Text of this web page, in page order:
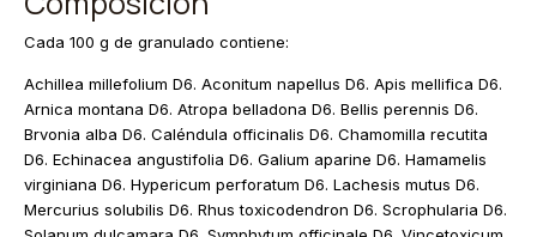
Cada 100 g de granulado contiene:
Achillea millefolium D6. Aconitum napellus D6. Apis mellifica D6.
Arnica montana D6. Atropa belladona D6. Bellis perennis D6.
Brvonia alba D6. Caléndula officinalis D6. Chamomilla recutita
D6. Echinacea angustifolia D6. Galium aparine D6. Hamamelis
virginiana D6. Hypericum perforatum D6. Lachesis mutus D6.
Mercurius solubilis D6. Rhus toxicodendron D6. Scrophularia D6.